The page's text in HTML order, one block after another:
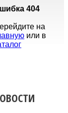
404
на
или в